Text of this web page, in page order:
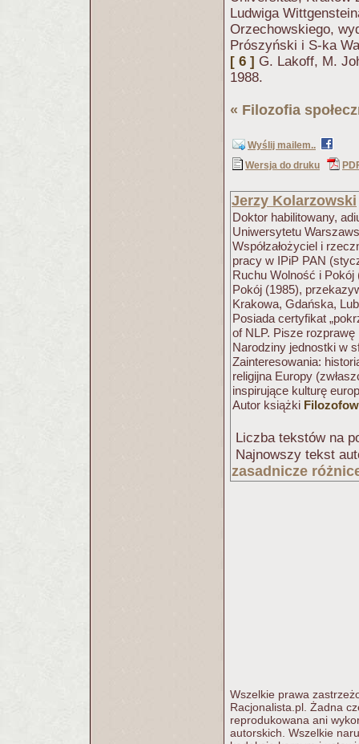
Ludwiga
Orzechowskiego,
Prószyński i S-ka
[ 6 ] G. Lakoff, M.
1988.
« Filozofia
Wyślij mailem..
Wersja do druku
Jerzy Kolarzowski
Doktor habilitowany,
Uniwersytetu
Współzałożyciel i
pracy w IPiP PAN
Ruchu Wolność i
Pokój (1985),
Krakowa, Gdańska,
Posiada certyfikat
of NLP. Pisze rozprawę
Narodziny jednostki w
Zainteresowania:
religijna Europy
inspirujące kulturę
Autor książki
Liczba tekstów na
Najnowszy tekst
zasadnicze
Wszelkie prawa
Racjonalista.pl. Żadna
reprodukowana ani
autorskich. Wszelkie